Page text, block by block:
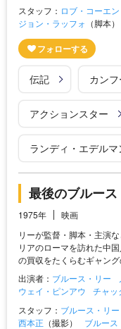
スタッフ： ロブ・コーエン
ジョン・ラッフォ （脚本）
伝記 カンフ
アクションスター
ランディ・エデルマ
最後のブルー
1975年
映画
リーが監督・脚本・主演
リアのローマを訪れた中
の買収をたくらむギャング
出演者： ブルース・リー
ウェイ・ピンアウ
チャッ
スタッフ： ブルース・リー
西本正 （撮影） ブルース